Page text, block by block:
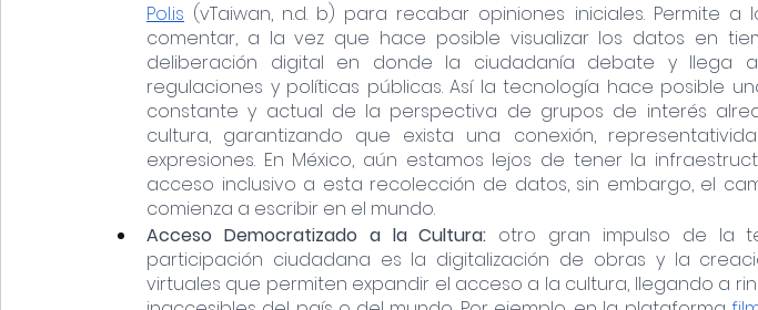
Pol.is (vTaiwan, n.d. b) para recabar opiniones iniciales. Permite a
comentar, a la vez que hace posible visualizar los datos en
deliberación digital en donde la ciudadanía debate y llega
regulaciones y políticas públicas. Así la tecnología hace posible
constante y actual de la perspectiva de grupos de interés
cultura, garantizando que exista una conexión,
expresiones. En México, aún estamos lejos de tener la
acceso inclusivo a esta recolección de datos, sin embargo, el
comienza a escribir en el mundo.
Acceso Democratizado a la Cultura: otro gran impulso de la
participación ciudadana es la digitalización de obras y la
virtuales que permiten expandir el acceso a la cultura, llegando a